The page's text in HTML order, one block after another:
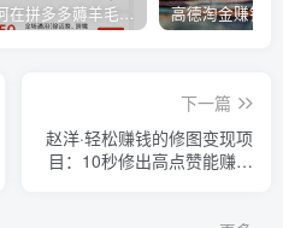
如何在拼多多薅羊毛，教你撸品台无门槛优惠券，一单利润50-300！
下一篇
赵洋·轻松赚钱的修图变现项
目：10秒修出高点赞能赚钱